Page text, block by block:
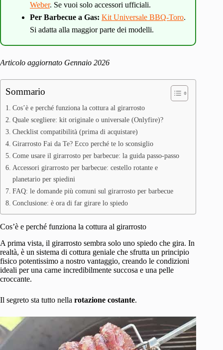
Weber. Se vuoi solo accessori ufficiali.
Per Barbecue a Gas: Kit Universale BBQ-Toro.
Si adatta alla maggior parte dei modelli.
Articolo aggiornato Gennaio 2026
Sommario
Cos’è e perché funziona la cottura al girarrosto
Quale scegliere: kit originale o universale (Onlyfire)?
Checklist compatibilità (prima di acquistare)
Girarrosto Fai da Te? Ecco perché te lo sconsiglio
Come usare il girarrosto per barbecue: la guida passo-passo
Accessori girarrosto per barbecue: cestello rotante e
planetario per spiedini
FAQ: le domande più comuni sul girarrosto per barbecue
Conclusione: è ora di far girare lo spiedo
Cos’è e perché funziona la cottura al girarrosto
A prima vista, il girarrosto sembra solo uno spiedo che gira. In
realtà, è un sistema di cottura geniale che sfrutta un principio
fisico potentissimo a nostro vantaggio, creando le condizioni
ideali per una carne incredibilmente succosa e una pelle
croccante.
Il segreto sta tutto nella rotazione costante.